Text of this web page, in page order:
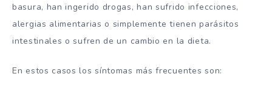
basura, han ingerido drogas, han sufrido infecciones,
alergias alimentarias o simplemente tienen parásitos
intestinales o sufren de un cambio en la dieta.
En estos casos los síntomas más frecuentes son: